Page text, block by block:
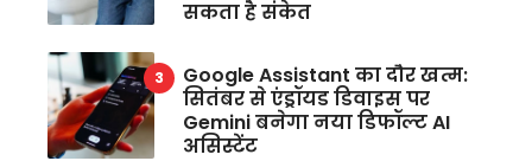
सकता है संकेत
Google Assistant का दौर खत्म:
सितंबर से एंड्रॉयड डिवाइस पर
Gemini बनेगा नया डिफॉल्ट AI
असिस्टेंट